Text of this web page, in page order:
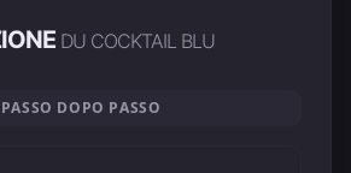
DU COCKTAIL BLU
PASSO DOPO PASSO